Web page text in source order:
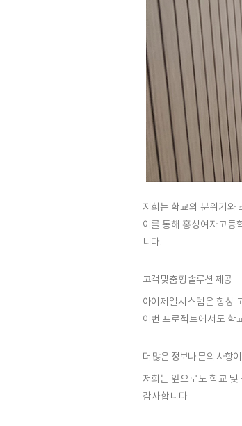
저희는 학교의 분위기 와
이를 통해 홍성여자고등
니다.
고객 맞춤형 솔루션 제공
아이제일시스템은 항상
이번 프로젝트에서도 학
더 많은 정보나 문의 사항
저희는 앞으로도 학교 및
감사합니다